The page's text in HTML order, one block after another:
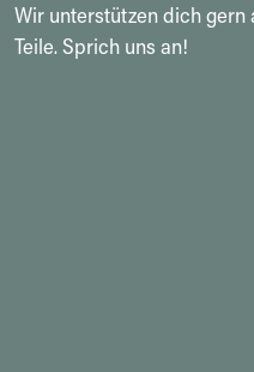
Wir unterstützen dich
Teile. Sprich uns an!